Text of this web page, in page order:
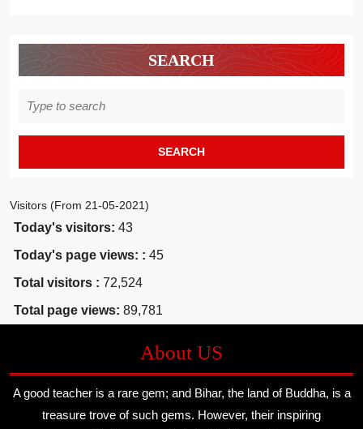
SEARCH
for:
Visitors (From 21-05-2021)
Today's visitors: 43
Today's page views: : 45
Total visitors : 72,524
Total page views: 89,781
About US
A good teacher is a rare gem; and Bihar, the land of Buddha, is a
treasure trove of such gems. However, their inspiring